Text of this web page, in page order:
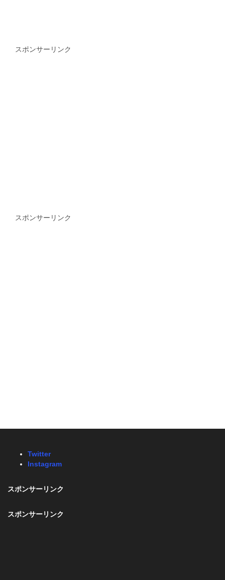
スポンサーリンク
スポンサーリンク
Twitter
Instagram
スポンサーリンク
スポンサーリンク